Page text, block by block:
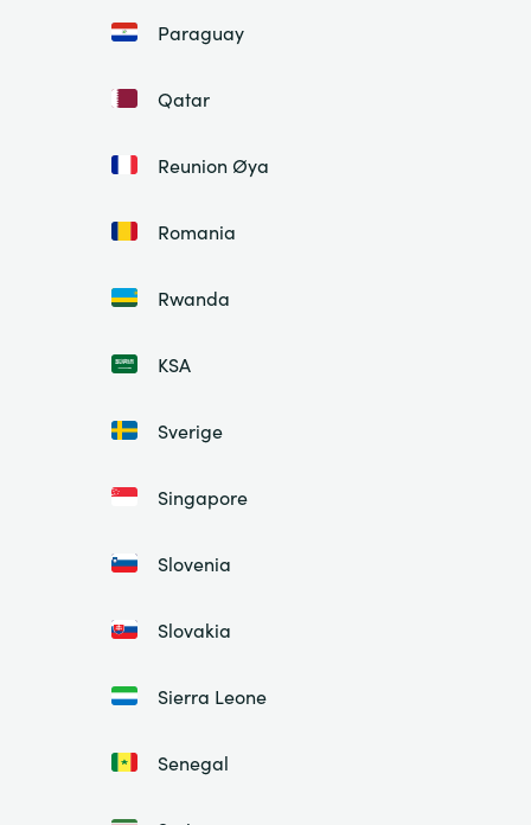
Paraguay
Qatar
Reunion Øya
Romania
Rwanda
KSA
Sverige
Singapore
Slovenia
Slovakia
Sierra Leone
Senegal